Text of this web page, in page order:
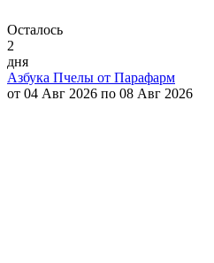
Осталось
2
дня
Азбука Пчелы от Парафарм
от 04 Авг 2026 по 08 Авг 2026